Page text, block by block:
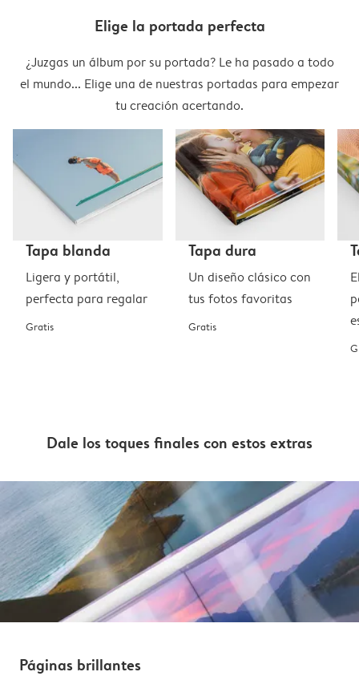
Elige la portada perfecta
¿Juzgas un álbum por su portada? Le ha pasado a todo
el mundo... Elige una de nuestras portadas para empezar
tu creación acertando.
Tapa blanda
Ligera y portátil,
perfecta para regalar
Gratis
Tapa dura
Un diseño clásico con
tus fotos favoritas
Gratis
Dale los toques finales con estos extras
Páginas brillantes